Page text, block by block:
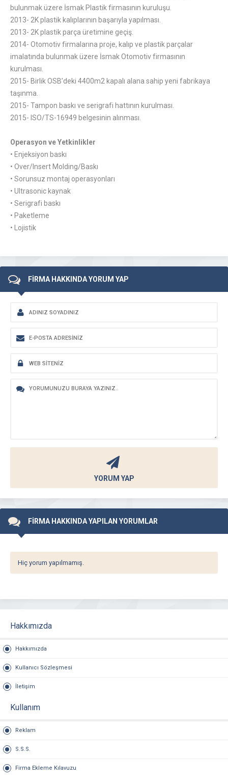
bulunmak üzere İsmak Plastik firmasının kuruluşu.
2013- 2K plastik kalıplarının başarıyla yapılması.
2013- 2K plastik parça üretimine geçiş.
2014- Otomotiv firmalarına proje, kalıp ve plastik parçalar
imalatında bulunmak üzere İsmak Otomotiv firmasının
kurulması.
2015- Birlik OSB’deki 4400m2 kapalı alana sahip yeni fabrikaya
taşınma.
2015- Tampon baskı ve serigrafi hattının kurulması.
2015- ISO/TS-16949 belgesinin alınması.
Operasyon ve Yetkinlikler
• Enjeksiyon baskı
• Over/Insert Molding/Baskı
• Sorunsuz montaj operasyonları
• Ultrasonic kaynak
• Serigrafi baskı
• Paketleme
• Lojistik
FİRMA HAKKINDA YORUM YAP
YORUM YAP
FİRMA HAKKINDA YAPILAN YORUMLAR
Hiç yorum yapılmamış.
Hakkımızda
Hakkımızda
Kullanıcı Sözleşmesi
İletişim
Kullanım
Reklam
S.S.S.
Firma Ekleme Kılavuzu